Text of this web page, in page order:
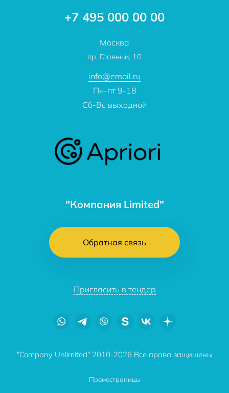
"Компания Limited"
Обратная связь
Пригласить в тендер
+7 495 000 00 00
Москва
пр. Главный, 10
info@email.ru
Пн-пт 9-18
Сб-Вс выходной
"Company Unlimited" 2010-2026 Все права защищены
Промостраницы